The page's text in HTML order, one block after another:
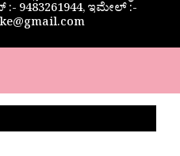
:- 9483261944, ಇಮೇಲ್ :-